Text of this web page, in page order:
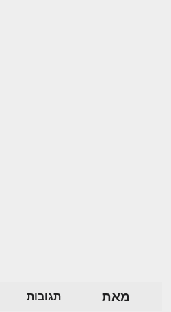
מאת תגובות